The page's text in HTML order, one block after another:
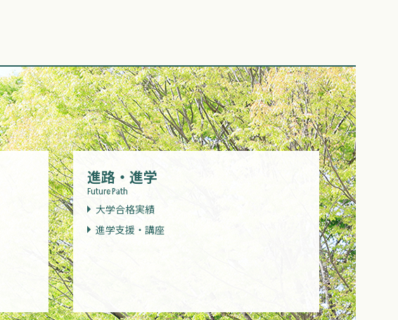
進路・進学
Future Path
大学合格実績
進学支援・講座